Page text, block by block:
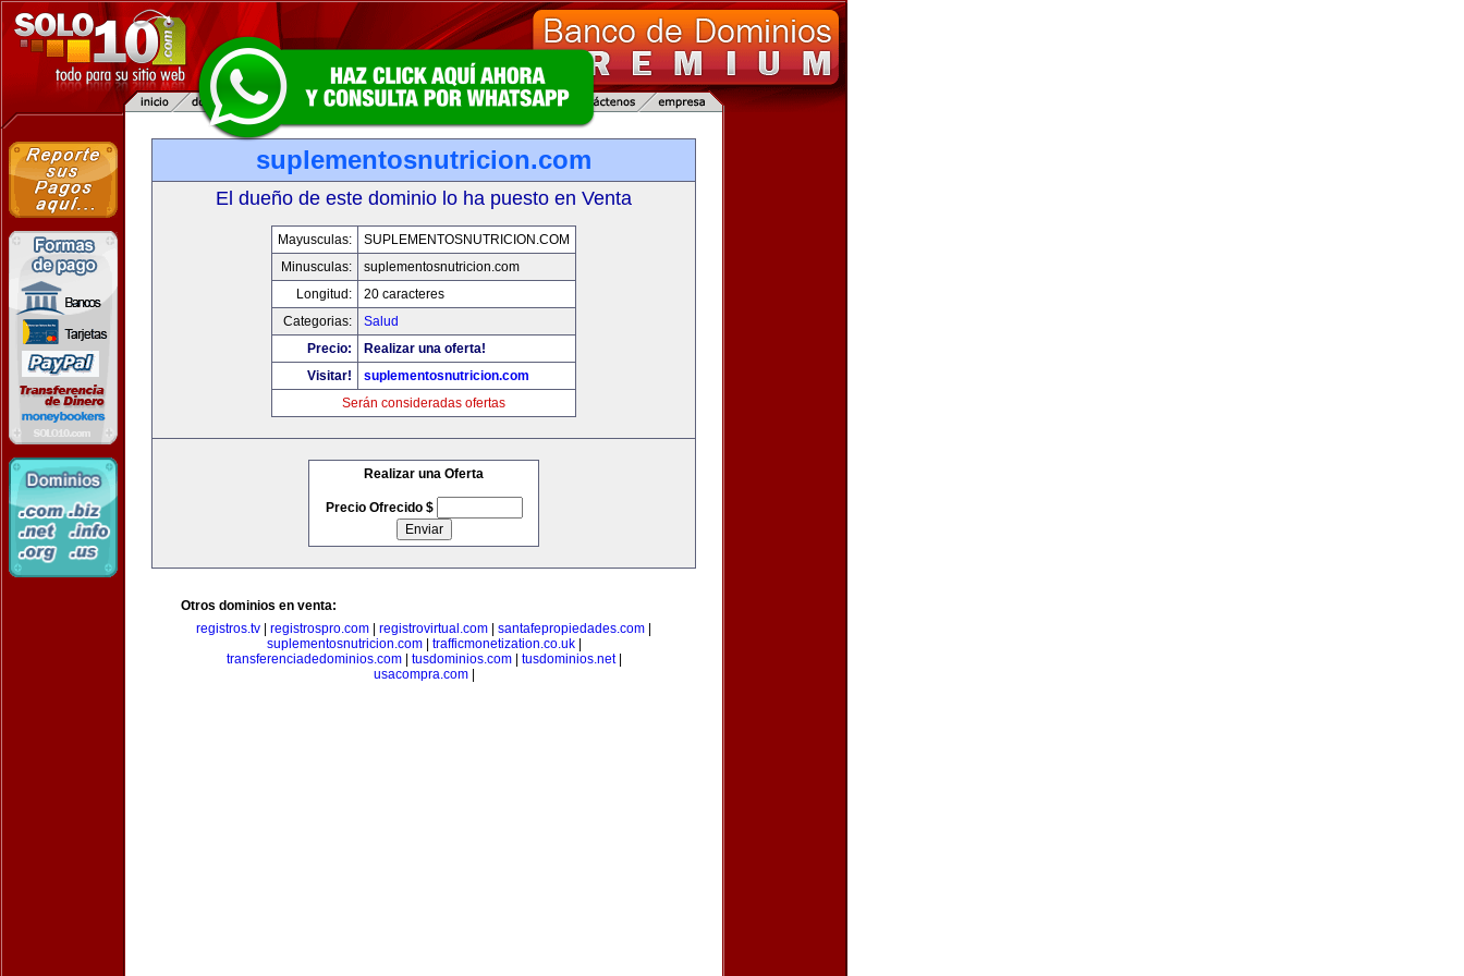
suplementosnutricion.com
El dueño de este dominio lo ha puesto en Venta
Mayusculas:
SUPLEMENTOSNUTRICION.COM
Minusculas:
suplementosnutricion.com
Longitud:
20 caracteres
Categorias:
Salud
Precio:
Realizar una oferta!
Visitar!
suplementosnutricion.com
Serán consideradas ofertas
Realizar una Oferta
Precio Ofrecido $
Otros dominios en venta:
registros.tv
registrospro.com registrovirtual.com santafepropiedades.com
suplementosnutricion.com| trafficmonetization.co.uk|
transferenciadedominios.com| tusdominios.com| tusdominios.net|
usacompra.com|